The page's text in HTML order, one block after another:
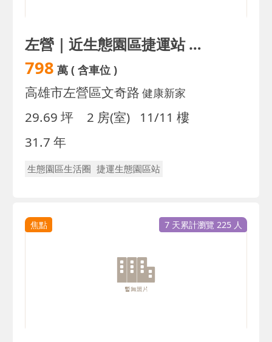
左營｜近生態園區捷運站 ｜屋況佳大兩房含車位｜誠售
798 萬( 含車位 )
高雄市左營區文奇路 健康新家
29.69 坪 2 房(室)
11/11 樓
31.7 年
生態園區生活圈 捷運生態園區站
焦點 7 天累計瀏覽 225 人